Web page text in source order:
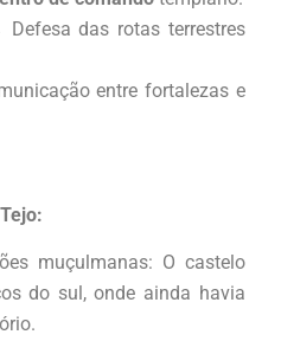
das rotas terrestres
entre fortalezas e
muçulmanas: O castelo
do sul, onde ainda havia